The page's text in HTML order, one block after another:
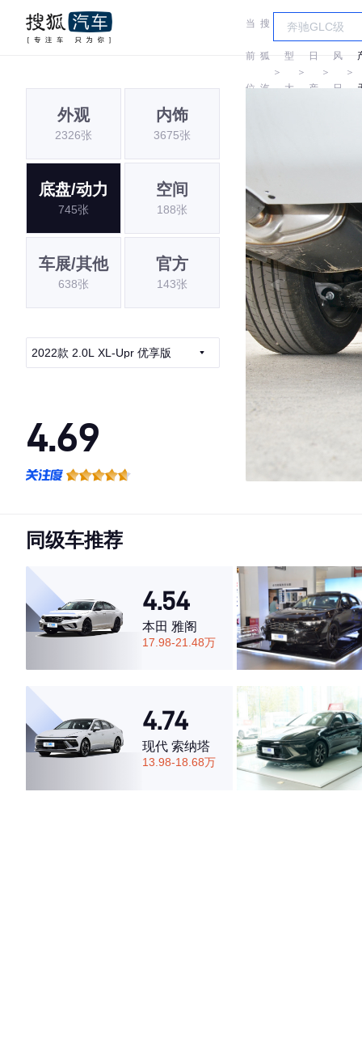
当
前
位
搜
狐
汽
＞
车
型
大
＞
日
产
＞
东
风
日
＞
外观
2326张
内饰
3675张
底盘/动力
745张
空间
188张
车展/其他
638张
官方
143张
2022款 2.0L XL-Upr 优享版
4.69
·空间表现较为优秀，优于71%同级车
同级车推荐
4.54
本田 雅阁
17.98-21.48万
4.74
现代 索纳塔
13.98-18.68万